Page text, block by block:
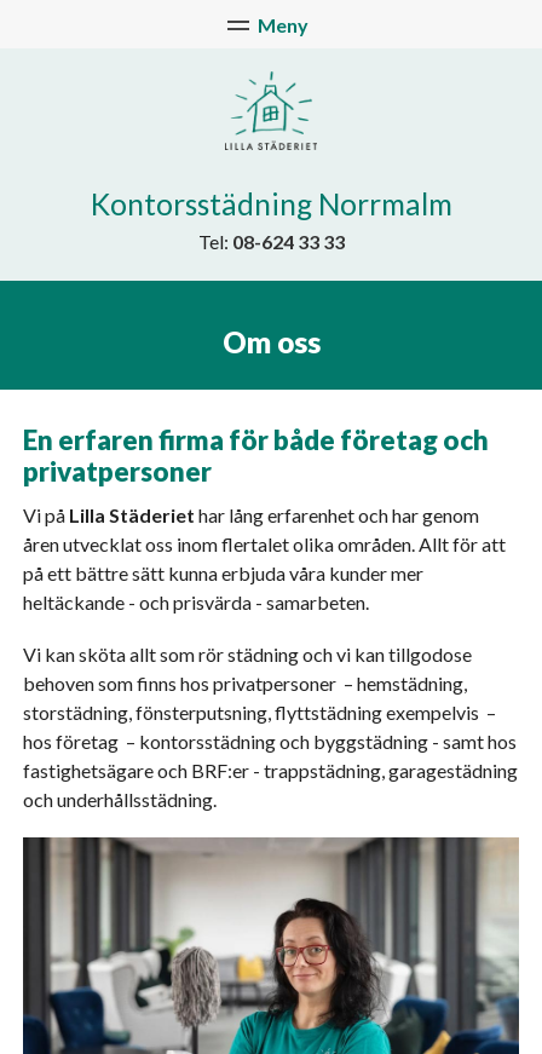
Kontorsstädning Norrmalm
Tel: 08-624 33 33
Om oss
En erfaren firma för både företag och
privatpersoner
Vi på Lilla Städeriethar lång erfarenhet och har genom
åren utvecklat oss inom flertalet olika områden. Allt för att
på ett bättre sätt kunna erbjuda våra kunder mer
heltäckande - och prisvärda - samarbeten.
Vi kan sköta allt som rör städning och vi kan tillgodose
behoven som finns hos privatpersoner – hemstädning,
storstädning, fönsterputsning, flyttstädning exempelvis –
hos företag – kontorsstädning och byggstädning - samt hos
fastighetsägare och BRF:er - trappstädning, garagestädning
och underhållsstädning.